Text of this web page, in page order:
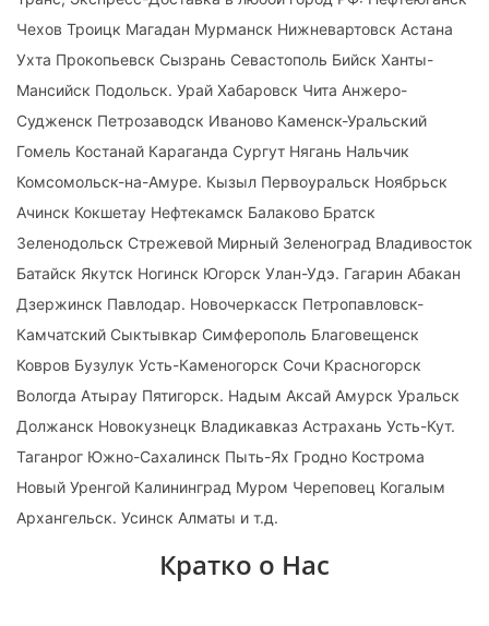
Чехов Троицк Магадан Мурманск Нижневартовск Астана
Ухта Прокопьевск Сызрань Севастополь Бийск Ханты-
Мансийск Подольск. Урай Хабаровск Чита Анжеро-
Судженск Петрозаводск Иваново Каменск-Уральский
Гомель Костанай Караганда Сургут Нягань Нальчик
Комсомольск-на-Амуре. Кызыл Первоуральск Ноябрьск
Ачинск Кокшетау Нефтекамск Балаково Братск
Зеленодольск Стрежевой Мирный Зеленоград Владивосток
Батайск Якутск Ногинск Югорск Улан-Удэ. Гагарин Абакан
Дзержинск Павлодар. Новочеркасск Петропавловск-
Камчатский Сыктывкар Симферополь Благовещенск
Ковров Бузулук Усть-Каменогорск Сочи Красногорск
Вологда Атырау Пятигорск. Надым Аксай Амурск Уральск
Должанск Новокузнецк Владикавказ Астрахань Усть-Кут.
Таганрог Южно-Сахалинск Пыть-Ях Гродно Кострома
Новый Уренгой Калининград Муром Череповец Когалым
Архангельск. Усинск Алматы и т.д.
Кратко о Нас